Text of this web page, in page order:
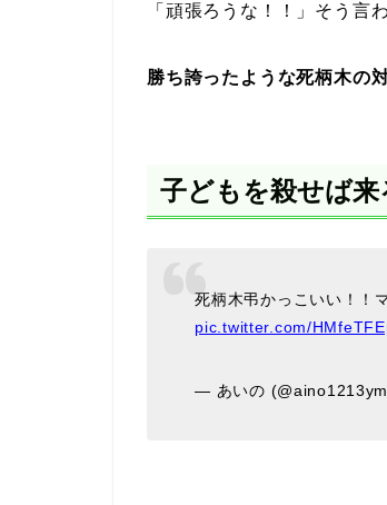
「頑張ろうな！！」そう言
勝ち誇ったような死柄木の
子どもを殺せば来
死柄木弔かっこいい！！
pic.twitter.com/
— あいの